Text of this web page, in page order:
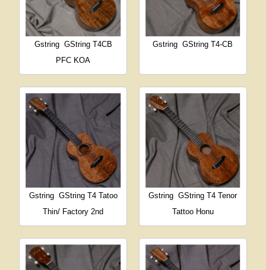
Gstring GString T4CB
PFC KOA
Gstring GString T4-CB
Gstring GString T4 Tatoo
Thin/ Factory 2nd
Gstring GString T4 Tenor
Tattoo Honu